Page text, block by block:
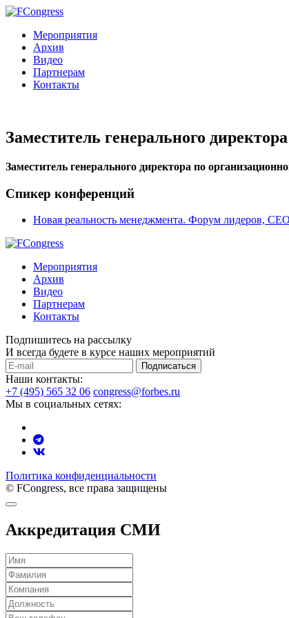
Мероприятия
Архив
Видео
Партнерам
Контакты
Заместитель генерального
Заместитель генерального директора по
Спикер конференций
Новая реальность менеджмента. Форум лидеров,
Мероприятия
Архив
Видео
Партнерам
Контакты
Подпишитесь на рассылку
И всегда будете в курсе наших мероприятий
Подписаться
Наши контакты:
+7 (495) 565 32 06 congress@forbes.ru
Мы в социальных сетях:
Политика конфиденциальности
© FCongress, все права защищены
Аккредитация СМИ